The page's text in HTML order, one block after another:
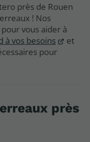
près de Rouen
! Nos
vous aider à
à vos besoins
et
pour
près